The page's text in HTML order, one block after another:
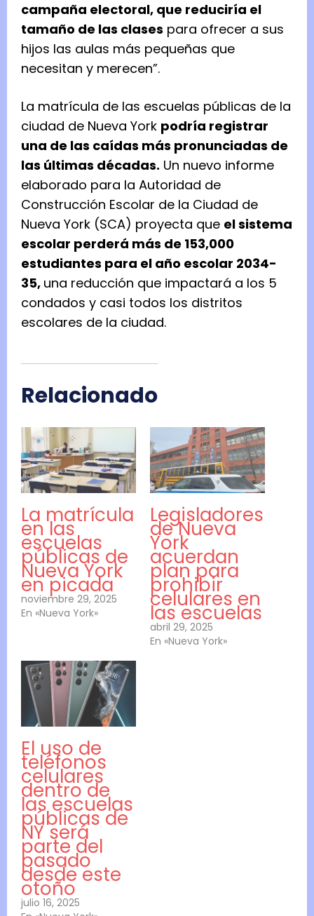
campaña electoral, que reduciría el
tamaño de las clases para ofrecer a sus
hijos las aulas más pequeñas que
necesitan y merecen”.
La matrícula de las escuelas públicas de la
ciudad de Nueva York podría registrar
una de las caídas más pronunciadas de
las últimas décadas. Un nuevo informe
elaborado para la Autoridad de
Construcción Escolar de la Ciudad de
Nueva York (SCA) proyecta que el sistema
escolar perderá más de 153,000
estudiantes para el año escolar 2034-
35, una reducción que impactará a los 5
condados y casi todos los distritos
escolares de la ciudad.
Relacionado
La matrícula
en las
escuelas
públicas de
Nueva York
en picada
noviembre 29, 2025
En «Nueva York»
Legisladores
de Nueva
York
acuerdan
plan para
prohibir
celulares en
las escuelas
abril 29, 2025
En «Nueva York»
El uso de
teléfonos
celulares
dentro de
las escuelas
públicas de
NY será
parte del
pasado
desde este
otoño
julio 16, 2025